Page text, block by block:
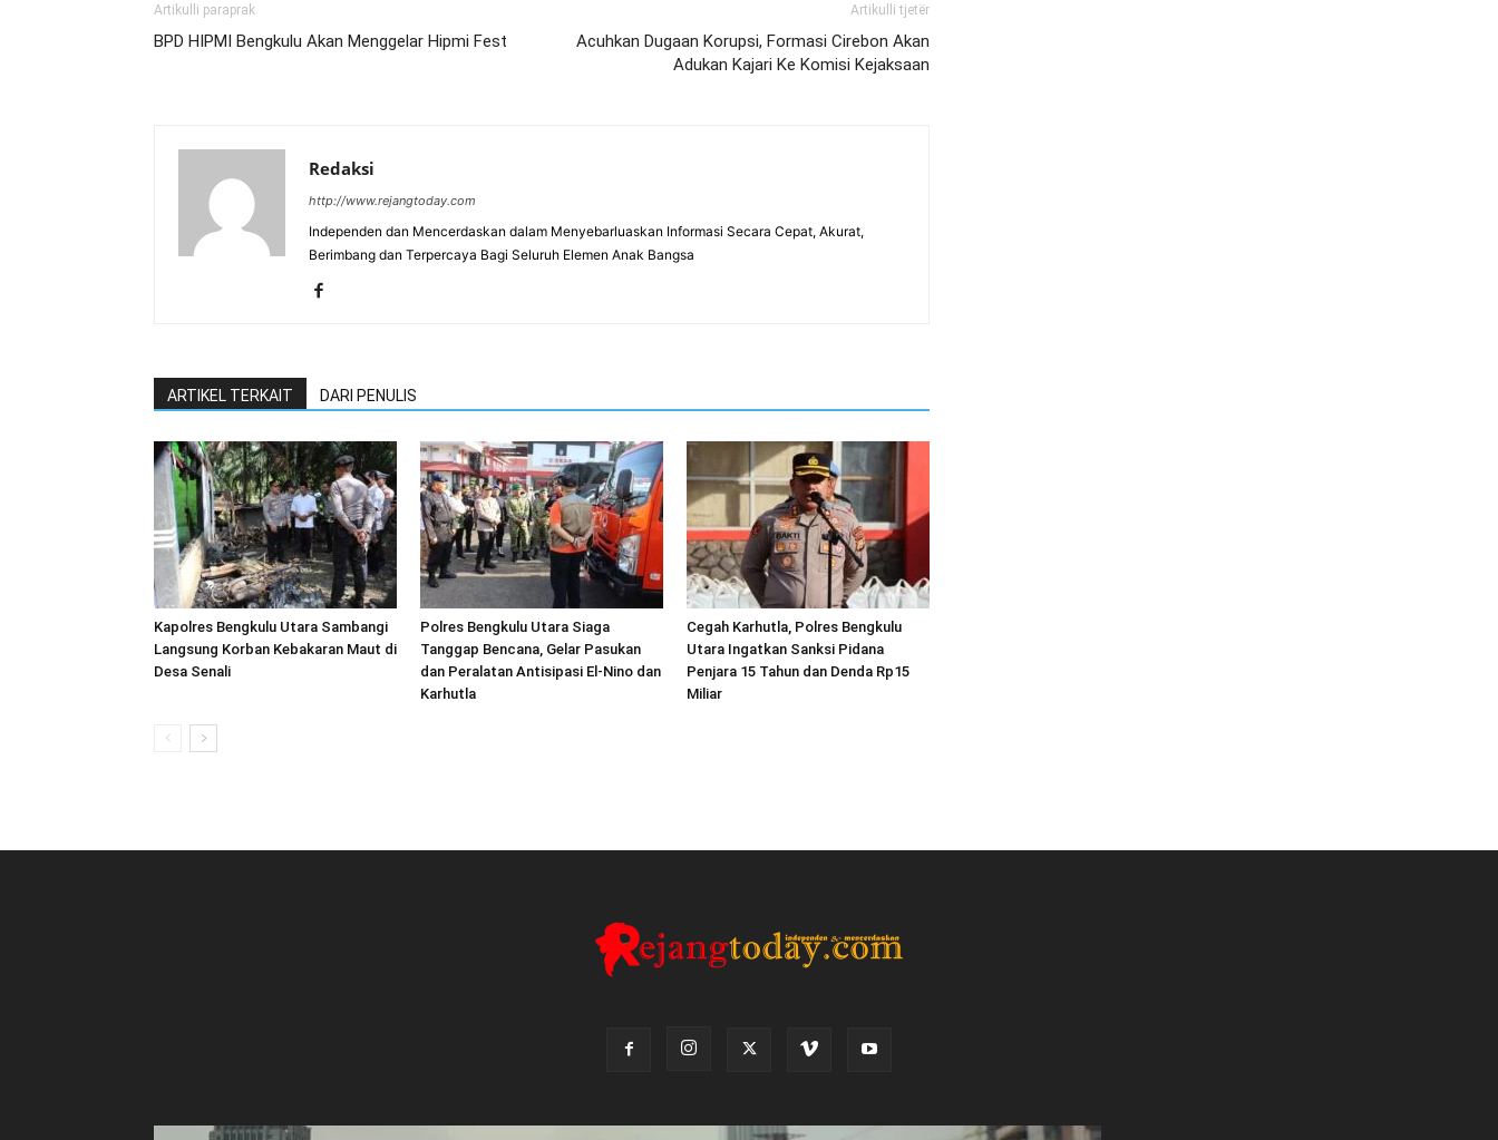
Artikulli paraprak
BPD HIPMI Bengkulu Akan Menggelar Hipmi Fest
Artikulli tjetër
Acuhkan Dugaan Korupsi, Formasi Cirebon Akan
Adukan Kajari Ke Komisi Kejaksaan
Redaksi
http://www.rejangtoday.com
Independen dan Mencerdaskan dalam Menyebarluaskan Informasi Secara Cepat, Akurat,
Berimbang dan Terpercaya Bagi Seluruh Elemen Anak Bangsa
ARTIKEL TERKAIT DARI PENULIS
Kapolres Bengkulu Utara Sambangi
Langsung Korban Kebakaran Maut di
Desa Senali
Polres Bengkulu Utara Siaga
Tanggap Bencana, Gelar Pasukan
dan Peralatan Antisipasi El-Nino dan
Karhutla
Cegah Karhutla, Polres Bengkulu
Utara Ingatkan Sanksi Pidana
Penjara 15 Tahun dan Denda Rp15
Miliar